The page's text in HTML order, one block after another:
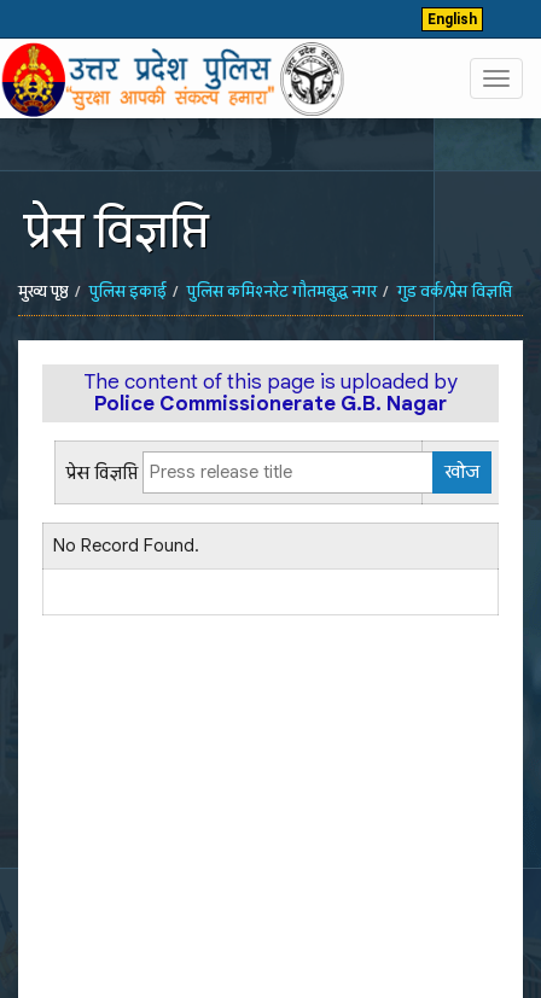
English
प्रेस विज्ञप्ति
मुख्य पृष्ठ पुलिस इकाई पुलिस कमिश्नरेट गौतमबुद्ध नगर गुड वर्क/प्रेस विज्ञप्ति
The content of this page is uploaded by
Police Commissionerate G.B. Nagar
प्रेस विज्ञप्ति
No Record Found.